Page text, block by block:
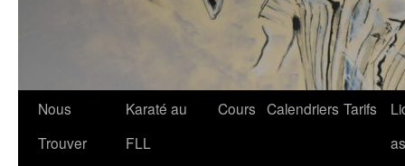
Nous
Trouver
Karaté au
FLL
Cours Calendriers Tarifs